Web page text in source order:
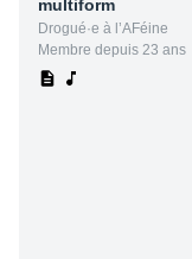
multiform
Drogué·e à l’AFéine
Membre depuis 23 ans